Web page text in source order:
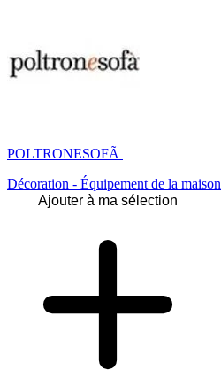
POLTRONESOFÃ
Décoration - Équipement de la maison
Ajouter à ma sélection